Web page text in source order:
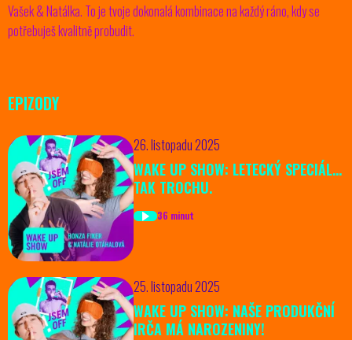
Vašek & Natálka. To je tvoje dokonalá kombinace na každý ráno, kdy se
potřebuješ kvalitně probudit.
EPIZODY
26. listopadu 2025
WAKE UP SHOW: LETECKÝ SPECIÁL…
TAK TROCHU.
36 minut
25. listopadu 2025
WAKE UP SHOW: NAŠE PRODUKČNÍ
IRČA MÁ NAROZENINY!